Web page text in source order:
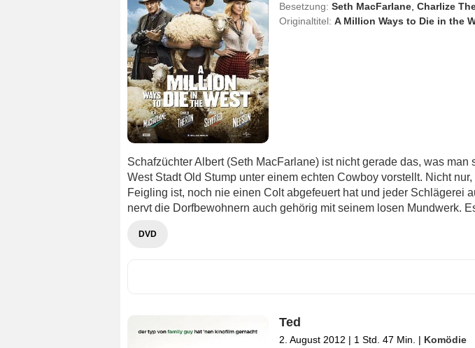
Besetzung: Seth MacFarlane, Charlize
Originaltitel: A Million Ways to Die in the
Schafzüchter Albert (Seth MacFarlane) ist nicht gerade das, was man
West Stadt Old Stump unter einem echten Cowboy vorstellt. Nicht
Feigling ist, noch nie einen Colt abgefeuert hat und jeder Schlägerei
nervt die Dorfbewohnern auch gehörig mit seinem losen Mundwerk.
DVD
Ted
2. August 2012 | 1 Std. 47 Min. | Komödie